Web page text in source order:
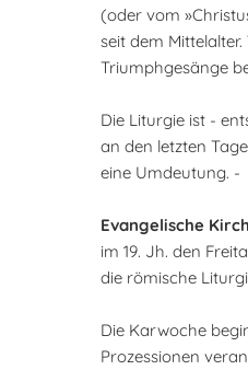
(oder vom
seit dem
Triumphgesänge
Die Liturgie ist -
an den letzten
eine Umdeutung. -
Evangelische
im 19. Jh. den
die römische
Die Karwoche
Prozessionen